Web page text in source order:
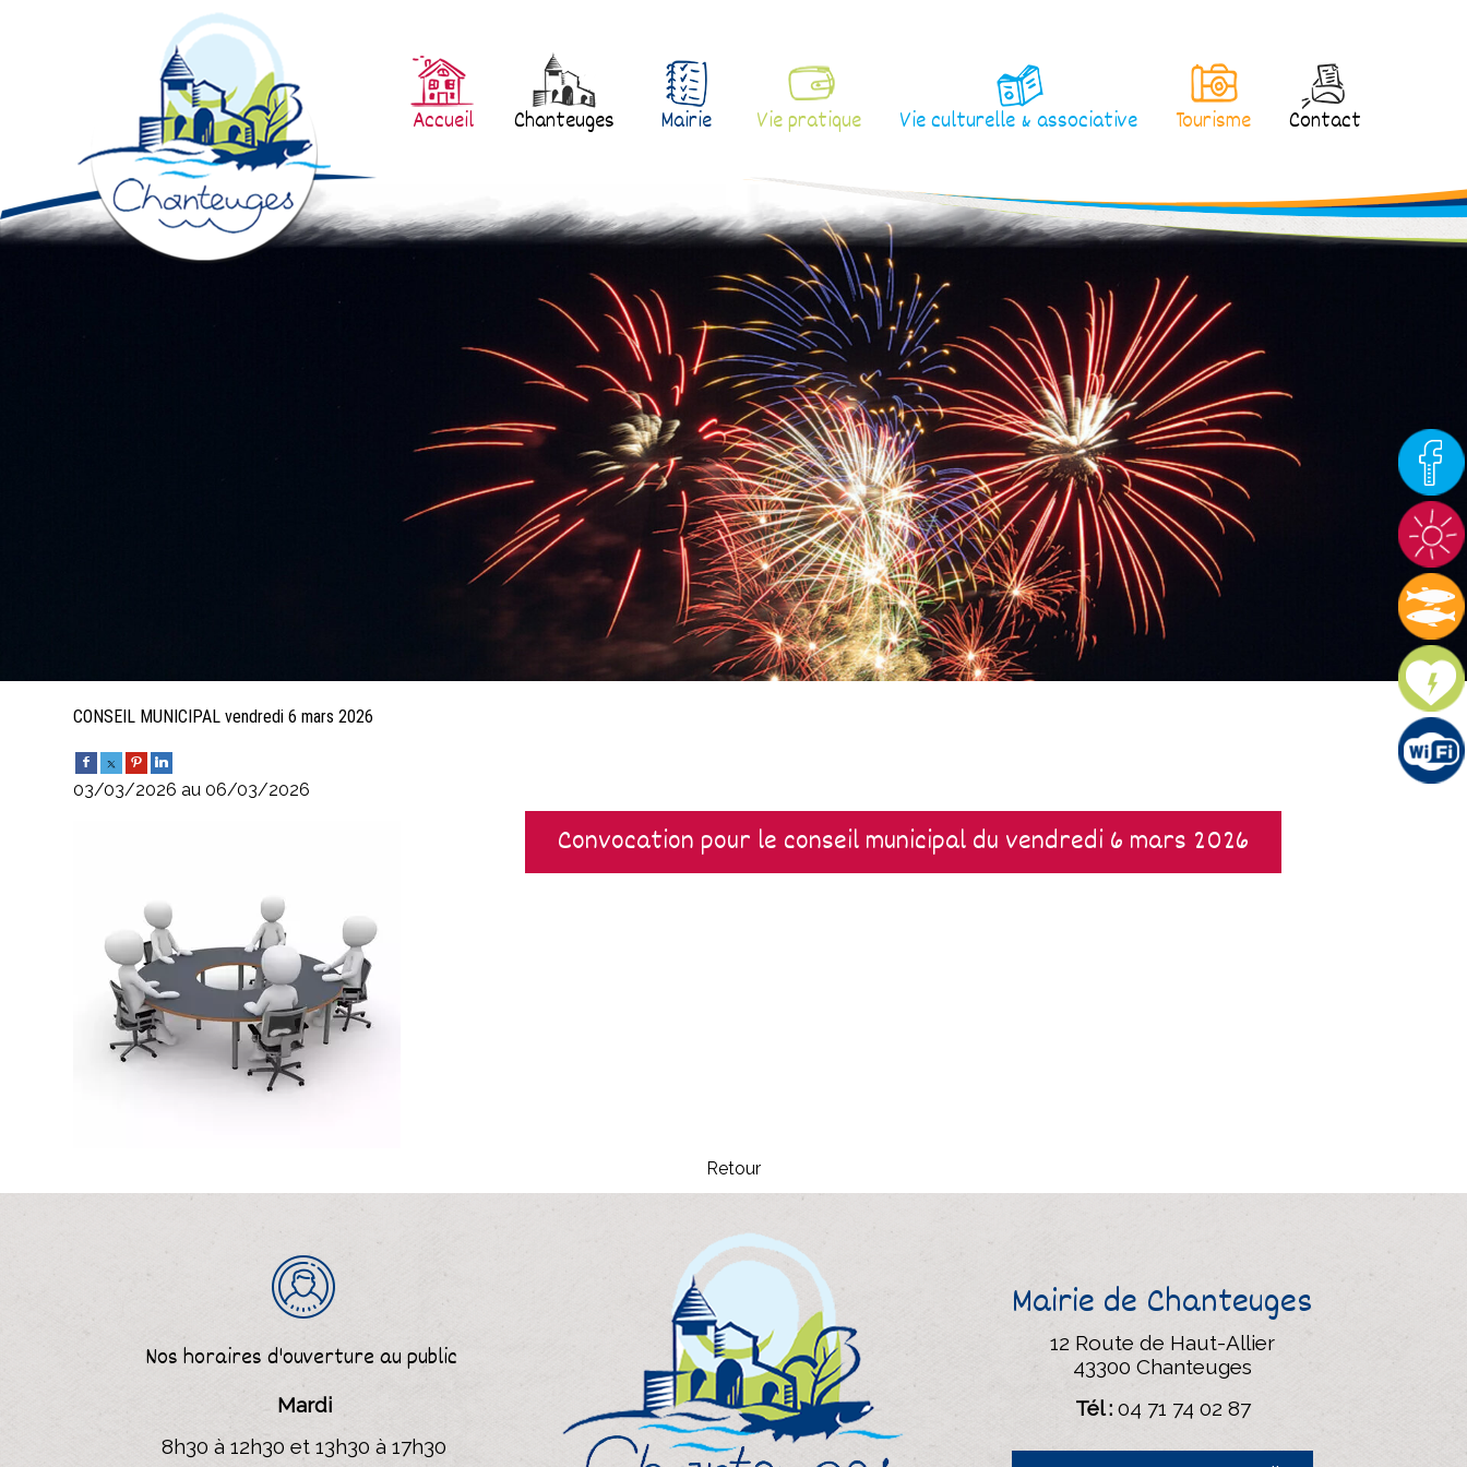
Accueil Chanteuges Mairie Vie pratique Vie culturelle & associative Tourisme Contact
CONSEIL MUNICIPAL vendredi 6 mars 2026
03/03/2026 au 06/03/2026
Convocation pour le conseil municipal du vendredi 6 mars 2026
Retour
Nos horaires d'ouvertureau public
Mardi
8h30 à 12h30 et 13h30 à 17h30
Mairie de Chanteuges
12 Route de Haut-Allier
43300 Chanteuges
Tél :04 71 74 02 87